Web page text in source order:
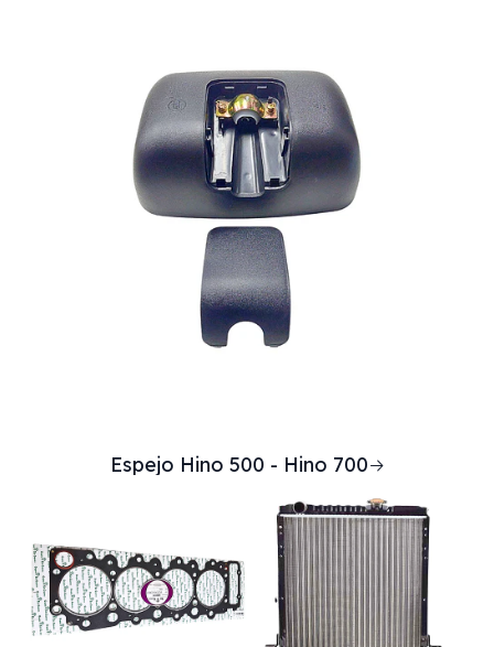
Espejo Hino 500 - Hino 700